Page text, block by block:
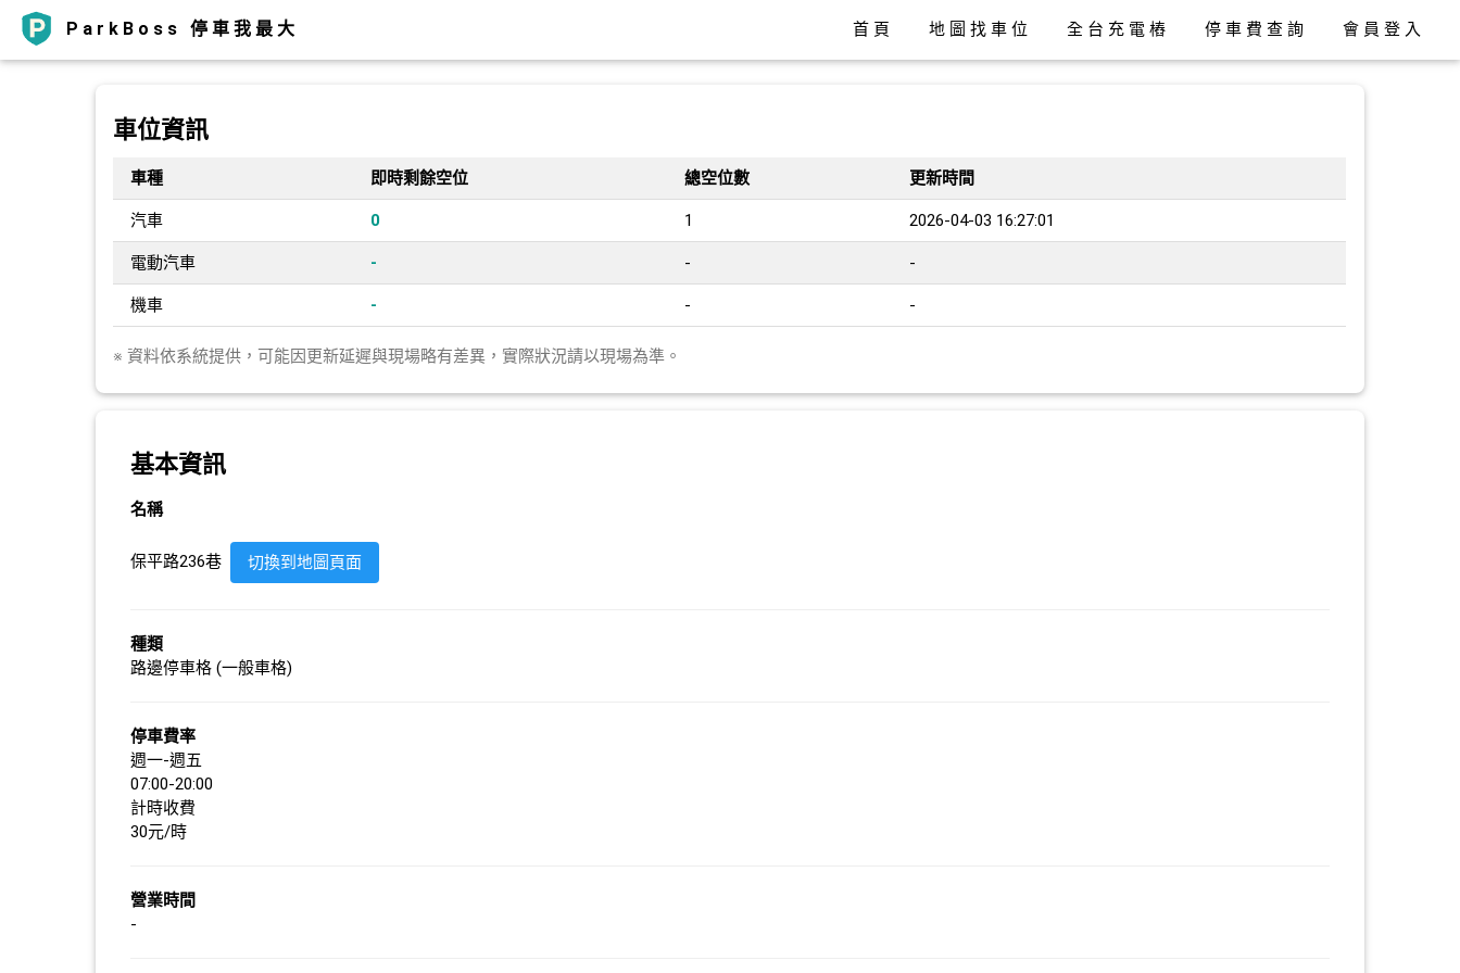
ParkBoss 停車我最大 首頁 地圖找車位 全台充電樁 停車費查詢 會員登入
車位資訊
車種 即時剩餘空位 總空位數 更新時間
汽車 0 1 2026-04-03 16:27:01
電動汽車 - - -
機車 - - -
※ 資料依系統提供，可能因更新延遲與現場略有差異，實際狀況請以現場為準。
基本資訊
名稱
保平路236巷 切換到地圖頁面
種類
路邊停車格 (一般車格)
停車費率
週一-週五
07:00-20:00
計時收費
30元/時
營業時間
-